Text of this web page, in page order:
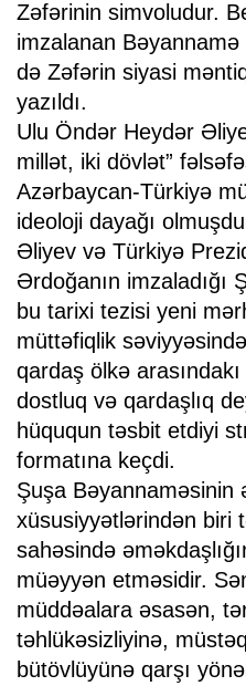
Zəfərinin simvoludur.
imzalanan
də Zəfərin siyasi
yazıldı.
Ulu Öndər Heydər
millət, iki dövlət”
Azərbaycan-Türkiyə
ideoloji dayağı
Əliyev və Türkiyə
Ərdoğanın imzaladığı
bu tarixi tezisi yeni
müttəfiqlik
qardaş ölkə
dostluq və qardaşlıq
hüququn təsbit etdiyi
formatına keçdi.
Şuşa Bəyannaməsinin
xüsusiyyətlərindən biri
sahəsində
müəyyən etməsidir.
müddəalara əsasən,
təhlükəsizliyinə,
bütövlüyünə qarşı